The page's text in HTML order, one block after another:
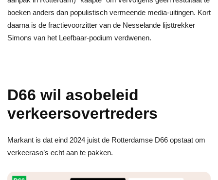
boeken anders dan populistisch vermeende media-uitingen. Kort
daarna is de fractievoorzitter van de Nesselande lijsttrekker
Simons van het Leefbaar-podium verdwenen.
D66 wil asobeleid
verkeersovertreders
Markant is dat eind 2024 juist de Rotterdamse D66 opstaat om
verkeeraso’s echt aan te pakken.